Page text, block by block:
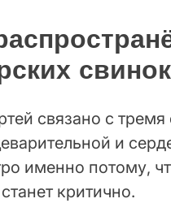
свинок
связано с
и
именно потому,
критично.